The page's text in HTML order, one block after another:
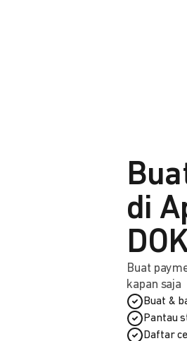
di
Buat
kapan saja
Buat &
Pantau
Daftar